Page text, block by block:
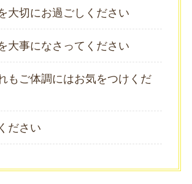
大切にお過ごしください
大事になさってください
もご体調にはお気をつけくだ
ださい